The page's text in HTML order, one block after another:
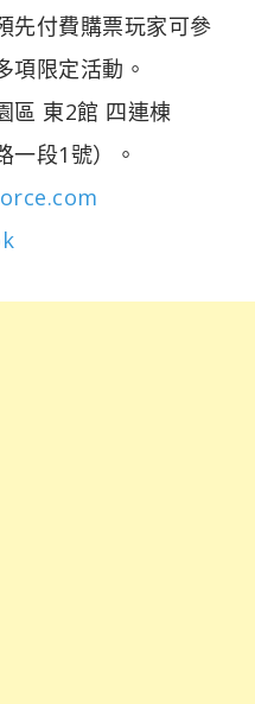
先付費購票玩家可參
項限定活動。
區 東2館 四連棟
一段1號）。